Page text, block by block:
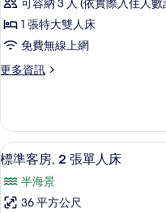
片
的
詳
情
房,
1
張
特
雙
人
床
的
所
1 張特大雙人床
免費無線上網
更多資訊
更
客
房,
1
特
大
顯
示
標
17
標準客房, 2 張單人床
半海景
36 平方公尺